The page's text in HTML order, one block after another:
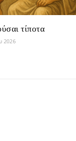
τίποτα
2026